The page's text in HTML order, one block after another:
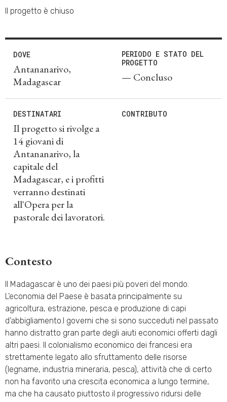
Il progetto è chiuso
DOVE
Antananarivo,
Madagascar
PERIODO E STATO DEL
PROGETTO
— Concluso
DESTINATARI
Il progetto si rivolge a
14 giovani di
Antananarivo, la
capitale del
Madagascar, e i profitti
verranno destinati
all'Opera per la
pastorale dei lavoratori.
CONTRIBUTO
Contesto
Il Madagascar è uno dei paesi più poveri del mondo.
L’economia del Paese è basata principalmente su
agricoltura, estrazione, pesca e produzione di capi
d’abbigliamento.I governi che si sono succeduti nel passato
hanno distratto gran parte degli aiuti economici offerti dagli
altri paesi. Il colonialismo economico dei francesi era
strettamente legato allo sfruttamento delle risorse
(legname, industria mineraria, pesca), attività che di certo
non ha favorito una crescita economica a lungo termine,
ma che ha causato piuttosto il progressivo ridursi delle